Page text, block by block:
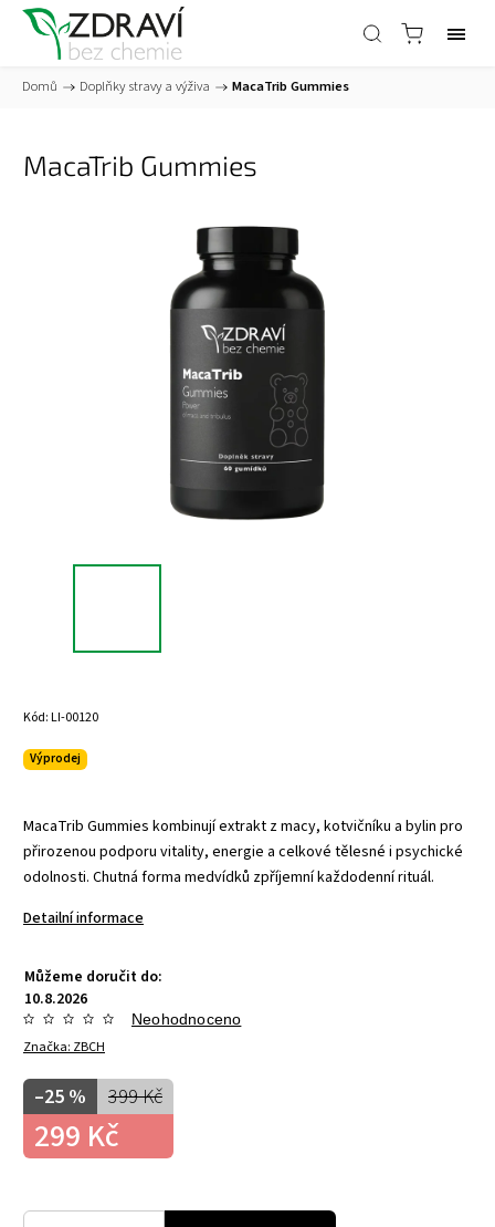
Domů / Doplňky stravy a výživa / MacaTrib Gummies
MacaTrib Gummies
Kód:LI-00120
Výprodej
MacaTrib Gummies kombinují extrakt z macy, kotvičníku a bylin pro
přirozenou podporu vitality, energie a celkové tělesné i psychické
odolnosti. Chutná forma medvídků zpříjemní každodenní rituál.
Detailní informace
Můžeme doručit do:
10.8.2026
Značka: ZBCH
Neohodnoceno
399 Kč
–25 %
299 Kč